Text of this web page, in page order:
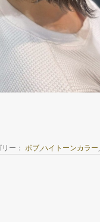
リー：ボブ,ハイトーンカラー,